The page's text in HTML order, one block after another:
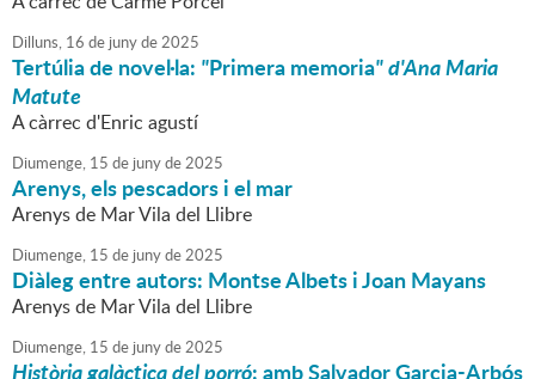
Dilluns, 16 de junyde2025
Tertúlia de novel·la: "Primera memoria" d'Ana Maria
Matute
A càrrec d'Enric agustí
Diumenge, 15 de junyde2025
Arenys, els pescadors i el mar
Arenys de Mar Vila del Llibre
Diumenge, 15 de junyde2025
Diàleg entre autors: Montse Albets i Joan Mayans
Arenys de Mar Vila del Llibre
Diumenge, 15 de junyde2025
Història galàctica del porró: amb Salvador Garcia-Arbós